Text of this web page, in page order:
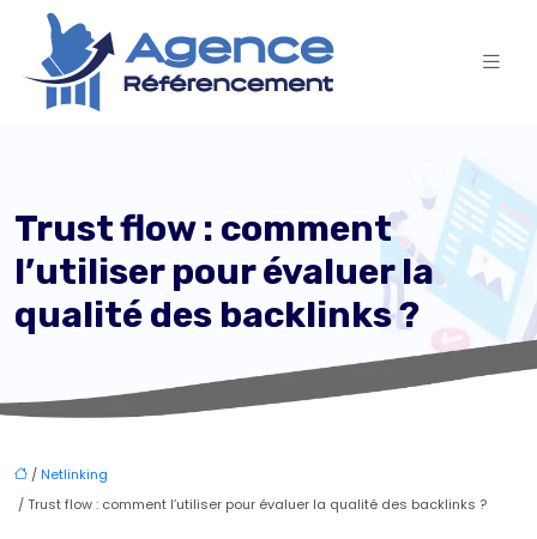
Trust flow : comment
l’utiliser pour évaluer la
qualité des backlinks ?
/Netlinking
/ Trust flow : comment l’utiliser pour évaluer la qualité des backlinks ?